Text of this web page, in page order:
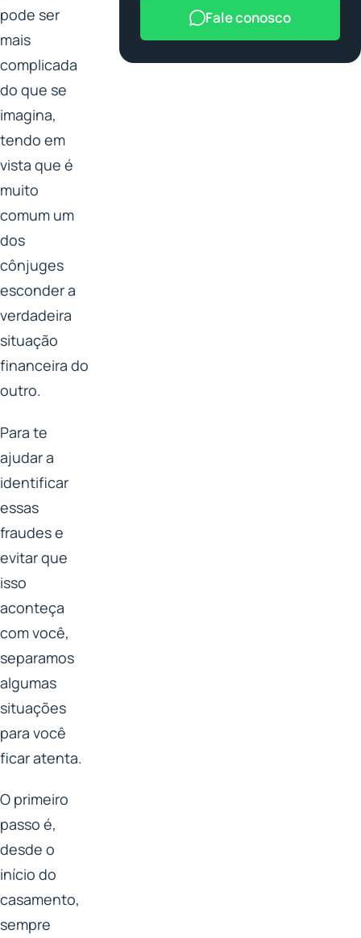
pode ser
mais
complicada
do que se
imagina,
tendo em
vista que é
muito
comum um
dos
cônjuges
esconder a
verdadeira
situação
financeira do
outro.
Para te
ajudar a
identificar
essas
fraudes e
evitar que
isso
aconteça
com você,
separamos
algumas
situações
para você
ficar atenta.
O primeiro
passo é,
desde o
início do
casamento,
sempre
Fale conosco